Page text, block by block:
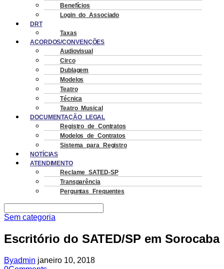
Benefícios
Login do Associado
DRT
Taxas
ACORDOS/CONVENÇÕES
Audiovisual
Circo
Dublagem
Modelos
Teatro
Técnica
Teatro Musical
DOCUMENTAÇÃO LEGAL
Registro de Contratos
Modelos de Contratos
Sistema para Registro
NOTÍCIAS
ATENDIMENTO
Reclame SATED-SP
Transparência
Perguntas Frequentes
Sem categoria
Escritório do SATED/SP em Sorocaba
Byadmin janeiro 10, 2018